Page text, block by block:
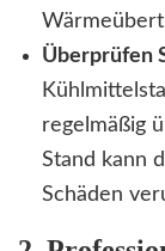
Überprüfen
regelmäßig
Stand kann
Schäden